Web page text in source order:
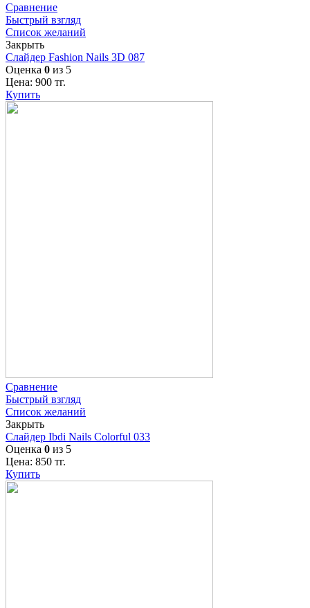
Сравнение
Быстрый взгляд
Список желаний
Закрыть
Слайдер Fashion Nails 3D 087
Оценка 0 из 5
Цена: 900 тг.
Купить
Сравнение
Быстрый взгляд
Список желаний
Закрыть
Слайдер Ibdi Nails Colorful 033
Оценка 0 из 5
Цена: 850 тг.
Купить